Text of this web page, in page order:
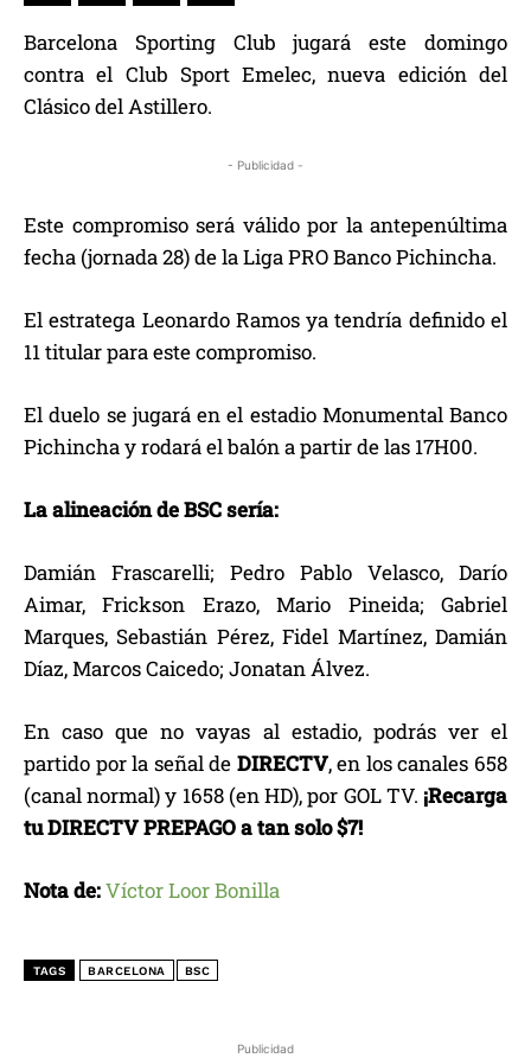
Publicidad
Barcelona Sporting Club jugará este domingo
contra el Club Sport Emelec, nueva edición del
Clásico del Astillero.
- Publicidad -
Este compromiso será válido por la antepenúltima
fecha (jornada 28) de la Liga PRO Banco Pichincha.
El estratega Leonardo Ramos ya tendría definido el
11 titular para este compromiso.
El duelo se jugará en el estadio Monumental Banco
Pichincha y rodará el balón a partir de las 17H00.
La alineación de BSC sería:
Damián Frascarelli; Pedro Pablo Velasco, Darío
Aimar, Frickson Erazo, Mario Pineida; Gabriel
Marques, Sebastián Pérez, Fidel Martínez, Damián
Díaz, Marcos Caicedo; Jonatan Álvez.
En caso que no vayas al estadio, podrás ver el
partido por la señal de DIRECTV, en los canales 658
(canal normal) y 1658 (en HD), por GOL TV. ¡Recarga
tu DIRECTV PREPAGO a tan solo $7!
Nota de:Víctor Loor Bonilla
TAGS BARCELONA BSC